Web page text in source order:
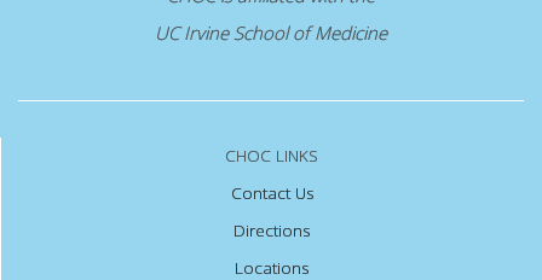
UC Irvine School of Medicine
CHOC LINKS
Contact Us
Directions
Locations